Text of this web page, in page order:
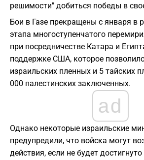
решимости" добиться победы в
Бои в Газе прекращены с января в
этапа многоступенчатого
при посредничестве Катара и
поддержке США, которое
израильских пленных и 5 тайских
000 палестинских заключенных.
ad
Однако некоторые израильские
предупредили, что войска могут
действия, если не будет